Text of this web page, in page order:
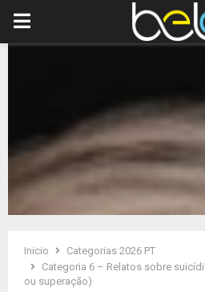
PRIMARY
Inicio
Categorias 2026 PT
Categoria 6 – Relatos sobre
ou superação)